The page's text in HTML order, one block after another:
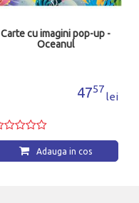
Carte cu imagini pop-up -
Oceanul
4757
lei
Adauga in cos